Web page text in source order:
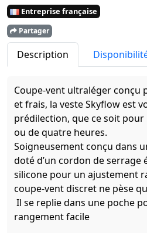
Entreprise française
Partager
Description
Coupe-vent ultraléger conçu
et frais, la veste Skyflow est
prédilection, que ce soit
ou de quatre heures.
Soigneusement conçu dans
doté d’un cordon de serrage
silicone pour un ajustement
coupe-vent discret ne pèse
Il se replie dans une poche
rangement facile